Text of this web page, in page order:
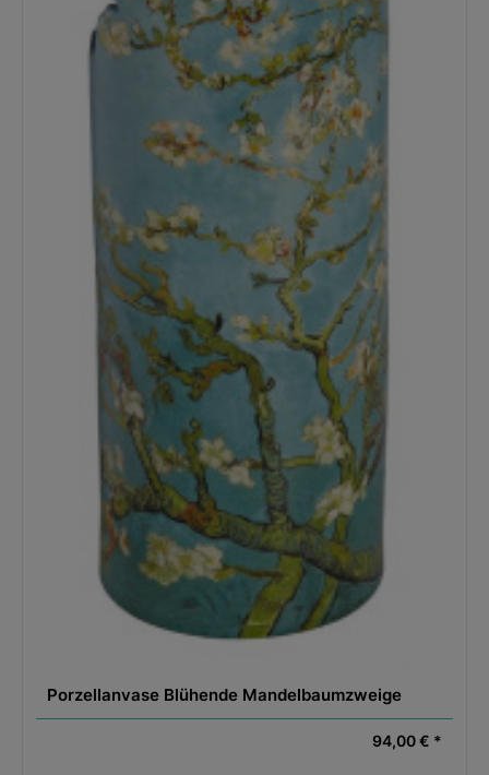
Porzellanvase Blühende Mandelbaumzweige
94,00 € *